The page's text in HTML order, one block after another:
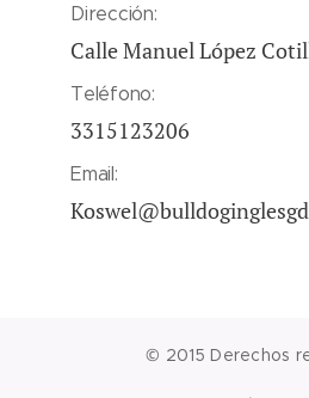
Dirección:
Calle Manuel López
Teléfono:
3315123206
Email:
© 2015 Derechos